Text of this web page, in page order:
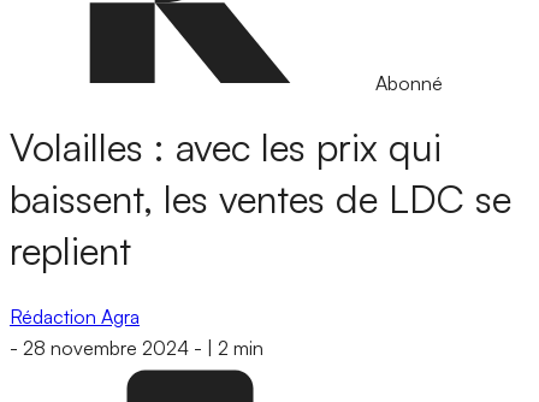
Abonné
Volailles : avec les prix qui
baissent, les ventes de LDC se
replient
Rédaction Agra
- 28 novembre 2024 - 2 min